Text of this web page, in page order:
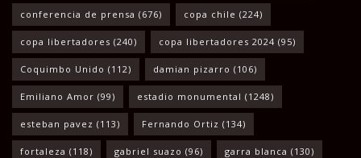
conferencia de prensa (676) copa chile (224)
copa libertadores (240) copa libertadores 2024 (95)
Coquimbo Unido (112) damian pizarro (106)
Emiliano Amor (99) estadio monumental (1248)
esteban pavez (113) Fernando Ortiz (134)
fortaleza (118) gabriel suazo (96) garra blanca (130)